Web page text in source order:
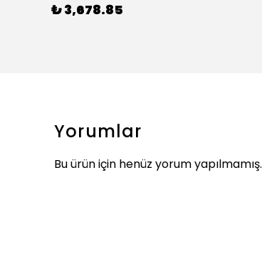
₺ 3,678.85
Yorumlar
Bu ürün için henüz yorum yapılmamış.